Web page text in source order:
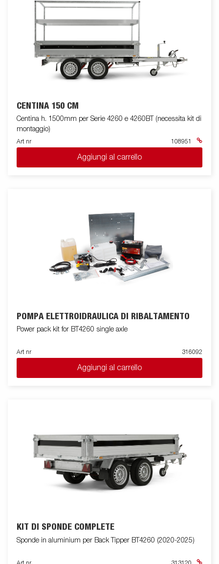
CENTINA 150 CM
Centina h. 1500mm per Serie 4260 e 4260BT (necessita kit di
montaggio)
Art nr 108951
Aggiungi al carrello
POMPA ELETTROIDRAULICA DI RIBALTAMENTO
Power pack kit for BT4260 single axle
Art nr 316092
Aggiungi al carrello
KIT DI SPONDE COMPLETE
Sponde in aluminium per Back Tipper BT4260 (2020-2025)